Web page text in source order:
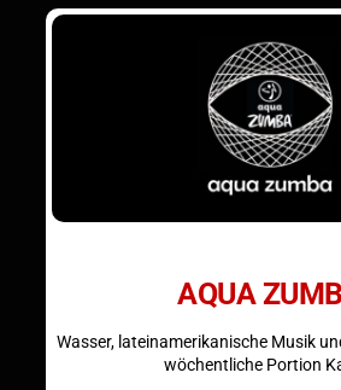
AQUA
Wasser, lateinamerikanische Musik
wöchentliche Portion